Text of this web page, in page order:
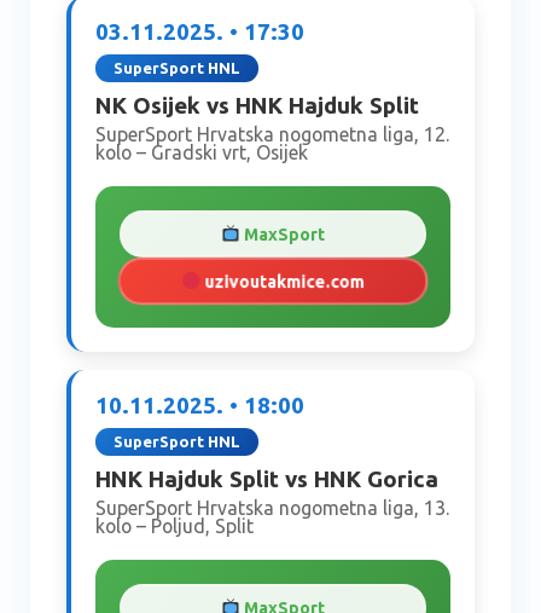
03.11.2025. • 17:30
SuperSport HNL
NK Osijek vs HNK Hajduk Split
SuperSport Hrvatska nogometna liga, 12.
kolo – Gradski vrt, Osijek
MaxSport
uzivoutakmice.com
10.11.2025. • 18:00
SuperSport HNL
HNK Hajduk Split vs HNK Gorica
SuperSport Hrvatska nogometna liga, 13.
kolo – Poljud, Split
MaxSport